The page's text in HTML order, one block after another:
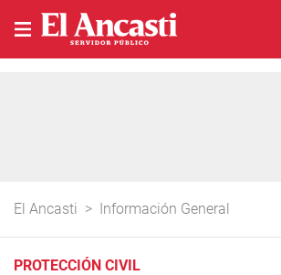
El Ancasti > Información General
PROTECCIÓN CIVIL